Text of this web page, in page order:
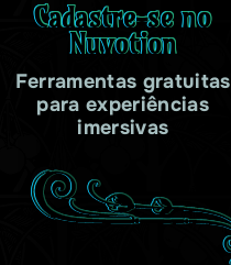
Cadastre-se no
Nuvotion
Ferramentas gratuitas
para experiências
imersivas